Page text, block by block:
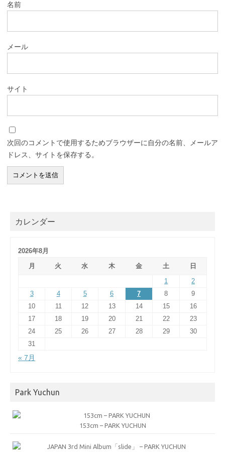
名前
メール
サイト
次回のコメントで使用するためブラウザーに自分の名前、メールア
ドレス、サイトを保存する。
カレンダー
2026年8月
月
火 水 木 金 土
日
1
2
3
4 5 6 7 8
9
10
11 12 13 14 15
16
17
18 19 20 21 22
23
24
25 26 27 28 29
30
31
« 7月
Park Yuchun
153cm – PARK YUCHUN